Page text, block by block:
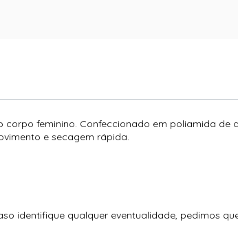
feminino. Confeccionado em poliamida de
e secagem rápida.
identifique qualquer eventualidade, pedimos